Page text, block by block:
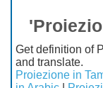
Get definition of
and translate.
Proiezione in